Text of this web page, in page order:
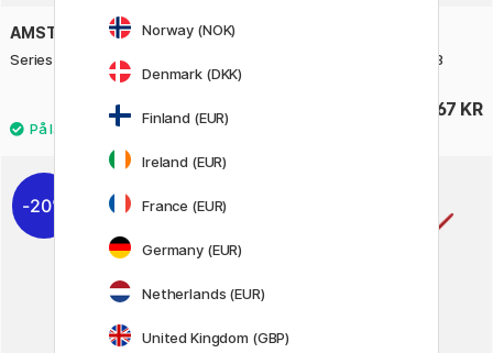
AMSTERDAM
Series 600 Pensel Flat St 12
76 KR
Series 600 Pensel Flat St 8
67 KR
20%
Norway (NOK)
Denmark (DKK)
Finland (EUR)
Ireland (EUR)
France (EUR)
Germany (EUR)
Netherlands (EUR)
United Kingdom (GBP)